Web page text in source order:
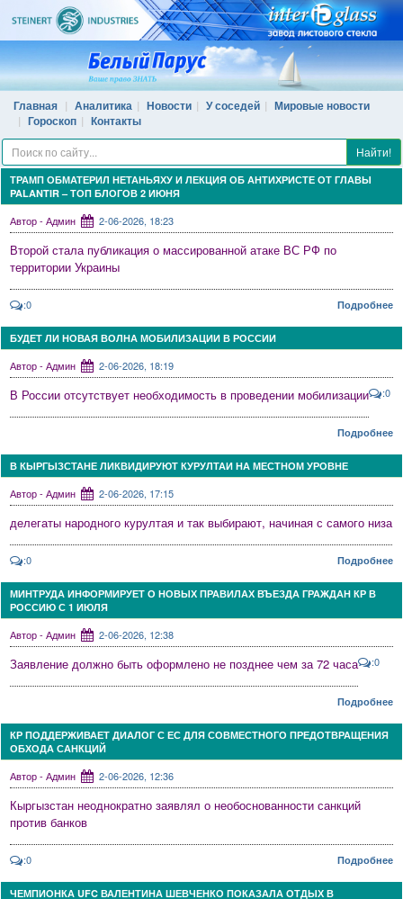
Главная Аналитика Новости У соседей
Мировые новости
Гороскоп
Контакты
Найти!
ТРАМП ОБМАТЕРИЛ НЕТАНЬЯХУ И ЛЕКЦИЯ ОБ АНТИХРИСТЕ ОТ ГЛАВЫ
PALANTIR – ТОП БЛОГОВ 2 ИЮНЯ
Автор - Админ 2-06-2026, 18:23
Второй стала публикация о массированной атаке ВС РФ по
территории Украины
:0 Подробнее
БУДЕТ ЛИ НОВАЯ ВОЛНА МОБИЛИЗАЦИИ В РОССИИ
Автор - Админ 2-06-2026, 18:19
В России отсутствует необходимость в проведении мобилизации :0
Подробнее
В КЫРГЫЗСТАНЕ ЛИКВИДИРУЮТ КУРУЛТАИ НА МЕСТНОМ УРОВНЕ
Автор - Админ 2-06-2026, 17:15
делегаты народного курултая и так выбирают, начиная с самого низа
:0 Подробнее
МИНТРУДА ИНФОРМИРУЕТ О НОВЫХ ПРАВИЛАХ ВЪЕЗДА ГРАЖДАН КР В
РОССИЮ С 1 ИЮЛЯ
Автор - Админ 2-06-2026, 12:38
Заявление должно быть оформлено не позднее чем за 72 часа :0
Подробнее
КР ПОДДЕРЖИВАЕТ ДИАЛОГ С ЕС ДЛЯ СОВМЕСТНОГО ПРЕДОТВРАЩЕНИЯ
ОБХОДА САНКЦИЙ
Автор - Админ 2-06-2026, 12:36
Кыргызстан неоднократно заявлял о необоснованности санкций
против банков
:0 Подробнее
ЧЕМПИОНКА UFC ВАЛЕНТИНА ШЕВЧЕНКО ПОКАЗАЛА ОТДЫХ В